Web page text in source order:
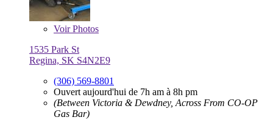
VoirPhotos
1535 Park St
Regina, SK S4N2E9
(306) 569-8801
Ouvert aujourd'hui de 7h am à 8h pm
(Between Victoria & Dewdney, Across From CO-OP
Gas Bar)